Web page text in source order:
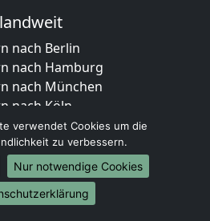
nach Berlin
nach Hamburg
nach München
nach Köln
nach Frankfurt am Main
nach Stuttgart
nach Düsseldorf
nach Leipzig
nach Dortmund
verwendet Cookies um die
zu verbessern.
Nur notwendige Cookies